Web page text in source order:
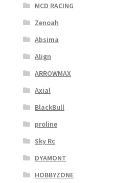
MCD RACING
Zenoah
Absima
Align
ARROWMAX
Axial
BlackBull
proline
Sky Rc
DYAMONT
HOBBYZONE